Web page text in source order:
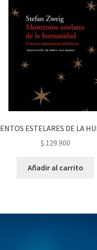
ESTELARES DE LA
$ 129.900
Añadir al carrito